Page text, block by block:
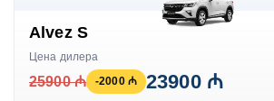
Alvez S
Цена дилера
25900 ₼ -2000 ₼ 23900 ₼